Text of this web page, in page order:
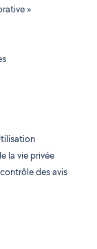
»
la vie privée
des avis